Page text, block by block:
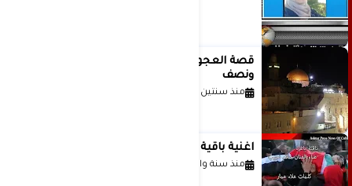
قصة العجول الحمراء والانتظار عاما
ونصف
منذ سنتين
اغنية باقية ياغزة غناء الفنان حاتم نجيب
منذ سنة واحدة